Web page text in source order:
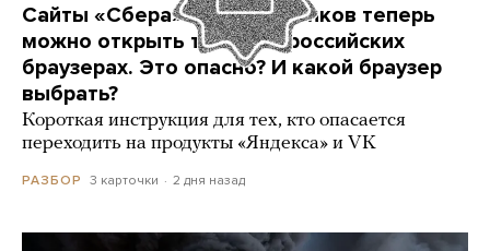
Сайты «Сбера» и других банков теперь
можно открыть только в российских
браузерах. Это опасно? И какой браузер
выбрать?
Короткая инструкция для тех, кто опасается
переходить на продукты «Яндекса» и VK
РАЗБОР 3 карточки 2 дня назад